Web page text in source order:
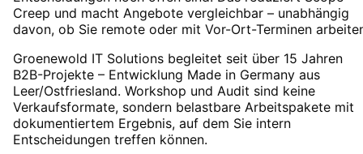
Creep und macht Angebote vergleichbar – unabhängig
davon, ob Sie remote oder mit Vor-Ort-Terminen
Groenewold IT Solutions begleitet seit über 15 Jahren
B2B-Projekte – Entwicklung Made in Germany aus
Leer/Ostfriesland. Workshop und Audit sind keine
Verkaufsformate, sondern belastbare Arbeitspakete mit
dokumentiertem Ergebnis, auf dem Sie intern
Entscheidungen treffen können.